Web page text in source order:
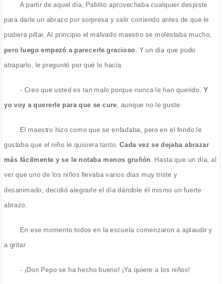
A partir de aquel día, Pablito aprovechaba cualquier despiste
para darle un abrazo por sorpresa y salir corriendo antes de que le
pudiera pillar. Al principio el malvado maestro se molestaba mucho,
pero luego empezó a parecerle gracioso . Y un día que pudo
atraparlo, le preguntó por qué lo hacía:
- Creo que usted es tan malo porque nunca le han querido. Y
yo voy a quererle para que se cure , aunque no le guste.
El maestro hizo como que se enfadaba, pero en el fondo le
gustaba que el niño le quisiera tanto. Cada vez se dejaba abrazar
más fácilmente y se le notaba menos gruñón . Hasta que un día, al
ver que uno de los niños llevaba varios días muy triste y
desanimado, decidió alegrarle el día dándole él mismo un fuerte
abrazo.
En ese momento todos en la escuela comenzaron a aplaudir y
a gritar
- ¡Don Pepo se ha hecho bueno! ¡Ya quiere a los niños!